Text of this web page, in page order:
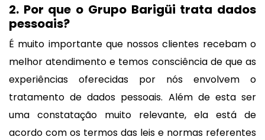
2. Por que o Grupo Barigüi trata dados
pessoais?
É muito importante que nossos clientes recebam o
melhor atendimento e temos consciência de que as
experiências oferecidas por nós envolvem o
tratamento de dados pessoais. Além de esta ser
uma constatação muito relevante, ela está de
acordo com os termos das leis e normas referentes